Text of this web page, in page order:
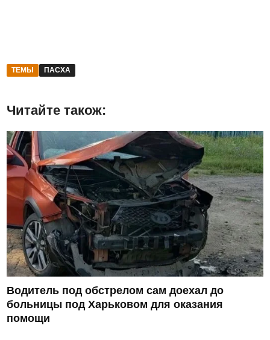
ТЕМЫ ПАСХА
Читайте також:
Водитель под обстрелом сам доехал до
больницы под Харьковом для оказания
помощи